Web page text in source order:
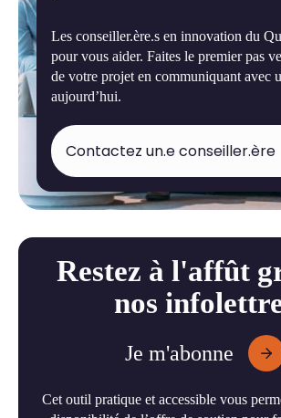
Les conseiller.ère.s en innovation du
pour vous aider. Faites le premier pas
de votre projet en communiquant avec
aujourd’hui.
Contactez un.e conseiller.ère
Restez à l'affût
nos
Je m'abonne
Cet outil pratique et accessible vous